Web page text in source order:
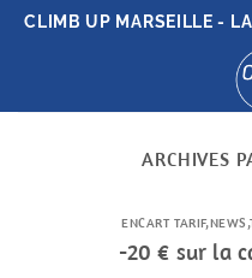
Passer
CLIMB UP MARSEILLE -
ARCHIVES
ENCART TARIF,NEWS ,
-20 € sur la